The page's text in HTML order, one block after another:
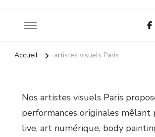
Accueil artistes visuels Paris
Nos artistes visuels Paris
performances originales mêlant
live, art numérique, body